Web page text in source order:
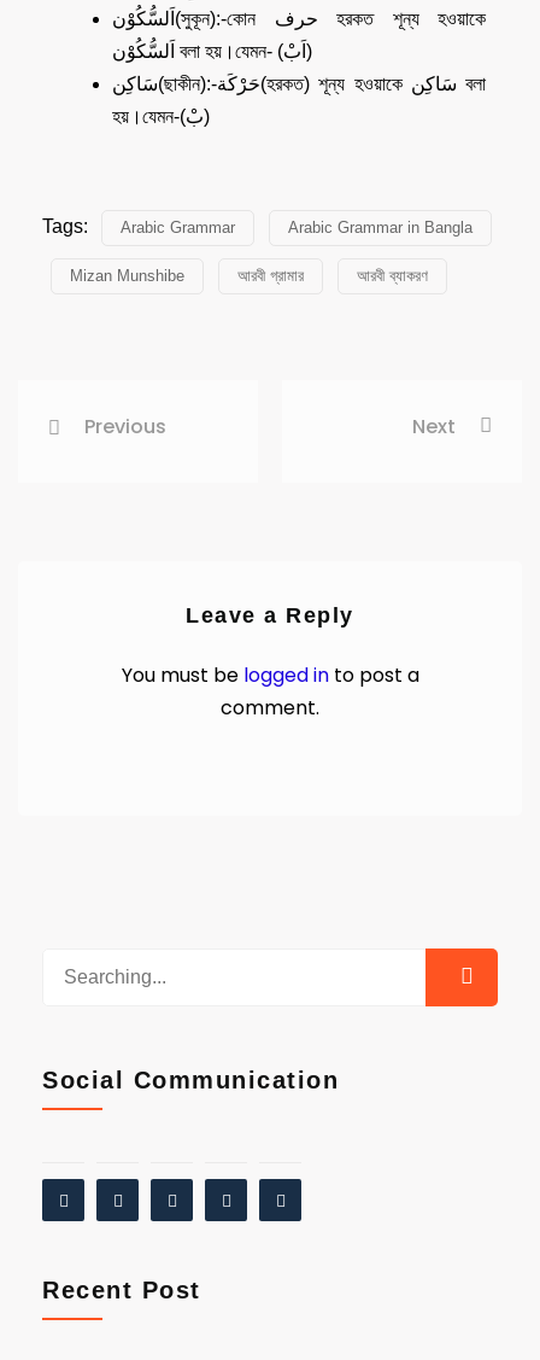
اَلسُّكُوْن(সুকূন):-কোন حرف হরকত শূন্য হওয়াকে
اَلسُّكُوْن বলা হয়।যেমন- (اَبْ)
سَاكِن(ছাকীন):-حَرْكَة(হরকত) শূন্য হওয়াকে سَاكِن বলা
হয়।যেমন-(بْ)
Tags: Arabic Grammar Arabic Grammar in Bangla
Mizan Munshibe আরবী গ্রামার আরবী ব্যাকরণ
Previous Next
Leave a Reply
You must be logged into post a
comment.
Social Communication
Recent Post